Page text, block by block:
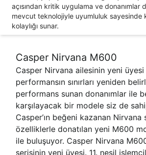
açısından kritik uygulama ve donanımlar
mevcut teknolojiyle uyumluluk sayesinde
kolaylığı sunar.
Casper Nirvana M600
Casper Nirvana ailesinin yeni
performansın sınırları yeniden
performans sunan donanımlar ile
karşılayacak bir modele siz de
Casper’ın beğeni kazanan Nirvana
özelliklerle donatılan yeni M600
ile buluşuyor. Casper Nirvana
serisinin yeni üyesi. 11. nesil